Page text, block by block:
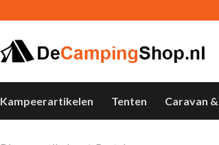
Kampeerartikelen Tenten Caravan